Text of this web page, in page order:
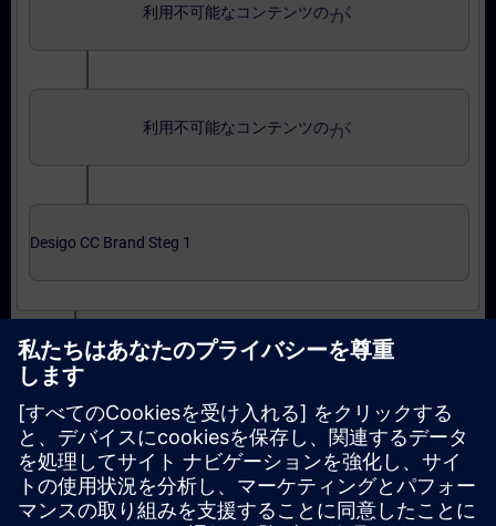
利用不可能なコンテンツのがerror_outline
利用不可能なコンテンツのがerror_outline
Desigo CC Brand Steg 1
Expertnivå: kurser
利用不可能なコンテンツのがerror_outline